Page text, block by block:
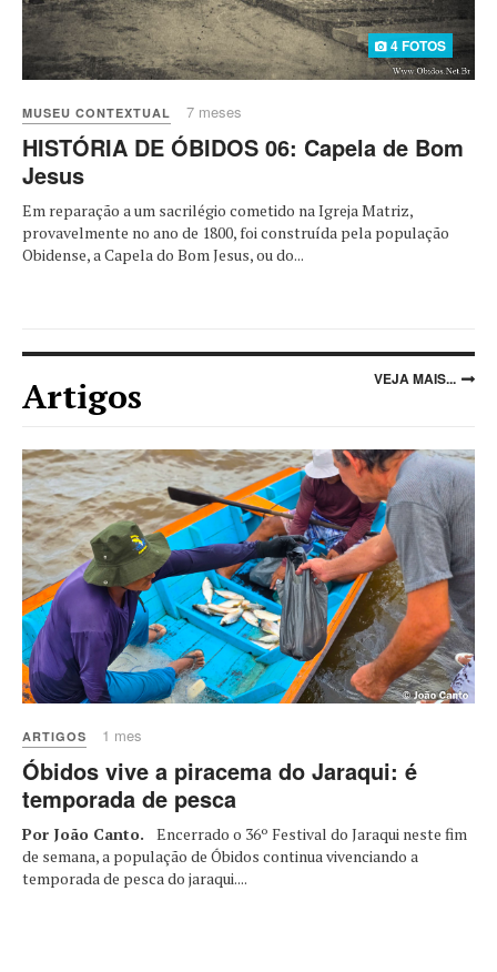
4 FOTOS
MUSEU CONTEXTUAL 7 meses
HISTÓRIA DE ÓBIDOS 06: Capela de Bom
Jesus
Em reparação a um sacrilégio cometido na Igreja Matriz,
provavelmente no ano de 1800, foi construída pela população
Obidense, a Capela do Bom Jesus, ou do...
Artigos VEJA MAIS...
ARTIGOS 1 mes
Óbidos vive a piracema do Jaraqui: é
temporada de pesca
Por João Canto.
Encerrado o 36º Festival do Jaraqui neste fim
de semana, a população de Óbidos continua vivenciando a
temporada de pesca do jaraqui....